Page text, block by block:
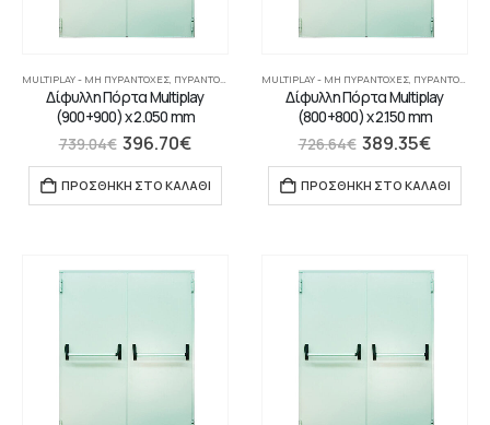
MULTIPLAY - ΜΗ ΠΥΡΆΝΤΟΧΕΣ, ΠΥΡΆΝΤΟΧΕΣ ΠΌΡΤΕΣ
Δίφυλλη Πόρτα Multiplay
(900+900) x 2.050 mm
739.04€ 396.70€
ΠΡΟΣΘΉΚΗ ΣΤΟ ΚΑΛΆΘΙ
MULTIPLAY - ΜΗ ΠΥΡΆΝΤΟΧΕΣ, ΠΥΡΆΝΤΟΧΕΣ ΠΌΡΤΕΣ
Δίφυλλη Πόρτα Multiplay
(800+800) x 2.150 mm
726.64€ 389.35€
ΠΡΟΣΘΉΚΗ ΣΤΟ ΚΑΛΆΘΙ